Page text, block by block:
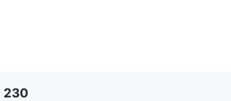
230